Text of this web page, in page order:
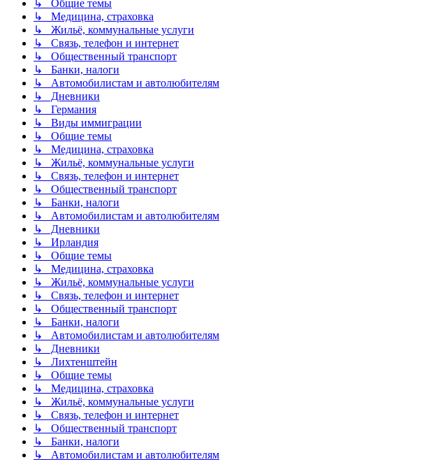
↳ Общие темы
↳ Медицина, страховка
↳ Жильё, коммунальные услуги
↳ Связь, телефон и интернет
↳ Общественный транспорт
↳ Банки, налоги
↳ Автомобилистам и автолюбителям
↳ Дневники
↳ Германия
↳ Виды иммиграции
↳ Общие темы
↳ Медицина, страховка
↳ Жильё, коммунальные услуги
↳ Связь, телефон и интернет
↳ Общественный транспорт
↳ Банки, налоги
↳ Автомобилистам и автолюбителям
↳ Дневники
↳ Ирландия
↳ Общие темы
↳ Медицина, страховка
↳ Жильё, коммунальные услуги
↳ Связь, телефон и интернет
↳ Общественный транспорт
↳ Банки, налоги
↳ Автомобилистам и автолюбителям
↳ Дневники
↳ Лихтенштейн
↳ Общие темы
↳ Медицина, страховка
↳ Жильё, коммунальные услуги
↳ Связь, телефон и интернет
↳ Общественный транспорт
↳ Банки, налоги
↳ Автомобилистам и автолюбителям